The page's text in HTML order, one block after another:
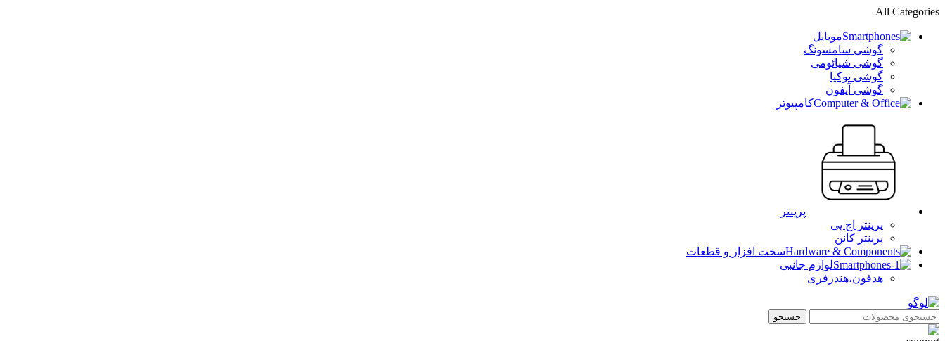
All Categories
موبایل
گوشی سامسونگ
گوشی شیائومی
گوشی نوکیا
گوشی آیفون
کامپیوتر
پرینتر
پرینتر اچ پی
پرینتر کانن
سخت افزار و قطعات
لوازم جانبی
هدفون،هندزفری
جستجو